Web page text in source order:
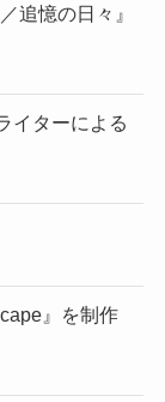
追憶の日々』
イターによる
』を制作